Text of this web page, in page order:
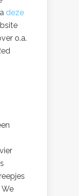
deze
o.a.